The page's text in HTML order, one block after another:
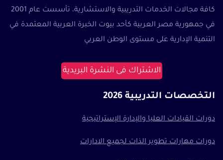
كافة مجالات الخدمات التدريبية والاستشارية، تأسست عام 2001
في جمهورية مصر العربية كأحد بيوت الخبرة العربية المعتمدة في
التنمية الإدارية على مستوى الوطن العربي
الاشتراك فى النشرة البريدية
التخصصات التدريبية 2026
دورات القيادات العليا والإدارة الإستراتيجية
دورات مهارات تطوير الذات لجميع الادارات